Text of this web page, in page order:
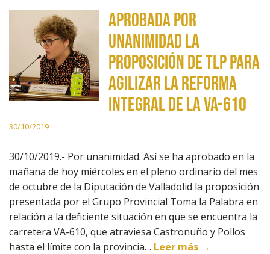
Aprobada por
unanimidad la
proposición de TLP para
agilizar la reforma
integral de la VA-610
30/10/2019
30/10/2019.- Por unanimidad. Así se ha aprobado en la
mañana de hoy miércoles en el pleno ordinario del mes
de octubre de la Diputación de Valladolid la proposición
presentada por el Grupo Provincial Toma la Palabra en
relación a la deficiente situación en que se encuentra la
carretera VA-610, que atraviesa Castronuño y Pollos
hasta el límite con la provincia… Leer más →